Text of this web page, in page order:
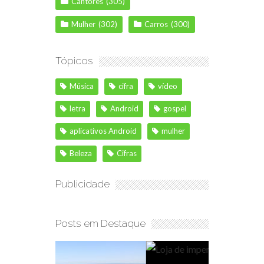
Mulher (302) Carros (300)
Tópicos
Música cifra vídeo
letra Android gospel
aplicativos Android mulher
Beleza Cifras
Publicidade
Posts em Destaque